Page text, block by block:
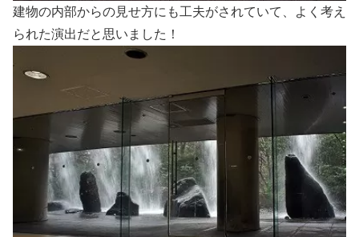
建物の内部からの見せ方にも工夫がされていて、よく考え
られた演出だと思いました！